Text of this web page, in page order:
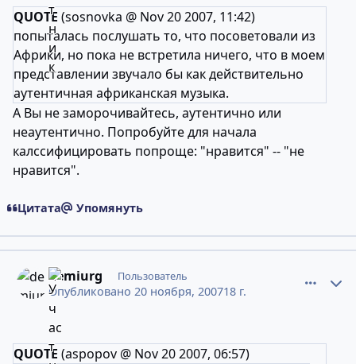
QUOTE (sosnovka @ Nov 20 2007, 11:42)
попыталась послушать то, что посоветовали из
Африки, но пока не встретила ничего, что в моем
представлении звучало бы как действительно
аутентичная африканская музыка.
А Вы не заморочивайтесь, аутентично или
неаутентично. Попробуйте для начала
калссифицировать попроще: "нравится" -- "не
нравится".
Цитата Упомянуть
demiurg Пользователь
Опубликовано 20 ноября, 200718 г.
QUOTE (aspopov @ Nov 20 2007, 06:57)